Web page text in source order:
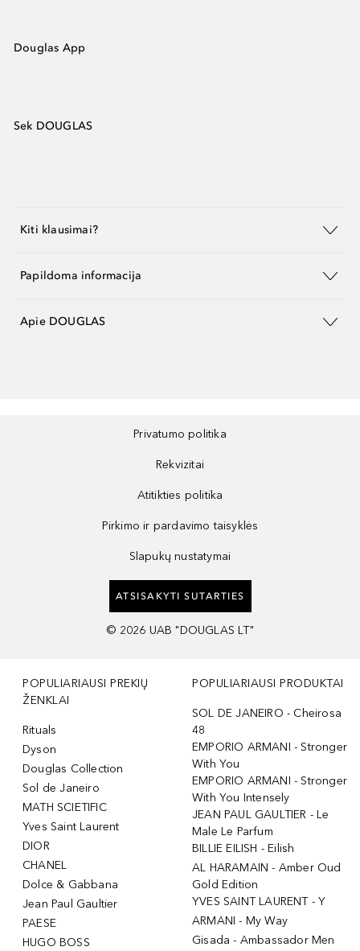
Douglas App
Sek DOUGLAS
Kiti klausimai?
Papildoma informacija
Apie DOUGLAS
Privatumo politika
Rekvizitai
Atitikties politika
Pirkimo ir pardavimo taisyklės
Slapukų nustatymai
ATSISAKYTI SUTARTIES
© 2026 UAB "DOUGLAS LT"
POPULIARIAUSI PREKIŲ
ŽENKLAI
Rituals
Dyson
Douglas Collection
Sol de Janeiro
MATH SCIETIFIC
Yves Saint Laurent
DIOR
CHANEL
Dolce & Gabbana
Jean Paul Gaultier
PAESE
HUGO BOSS
POPULIARIAUSI PRODUKTAI
SOL DE JANEIRO - Cheirosa
48
EMPORIO ARMANI - Stronger
With You
EMPORIO ARMANI - Stronger
With You Intensely
JEAN PAUL GAULTIER - Le
Male Le Parfum
BILLIE EILISH - Eilish
AL HARAMAIN - Amber Oud
Gold Edition
YVES SAINT LAURENT - Y
ARMANI - My Way
Gisada - Ambassador Men